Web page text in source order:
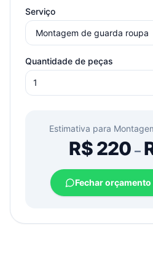
Serviço
Quantidade de peças
Estimativa para
R$220 –
Fechar